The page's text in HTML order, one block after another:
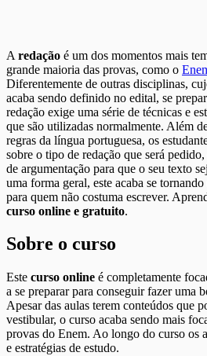
A redação é um dos momentos mais
grande maioria das provas, como o
Diferentemente de outras disciplinas,
acaba sendo definido no edital, se
redação exige uma série de técnicas e
que são utilizadas normalmente. Além
regras da língua portuguesa, os
sobre o tipo de redação que será
de argumentação para que o seu texto
uma forma geral, este acaba se
para quem não costuma escrever.
curso online e gratuito.
Sobre o curso
Este curso online é completamente
a se preparar para conseguir fazer uma
Apesar das aulas terem conteúdos que
vestibular, o curso acaba sendo mais
provas do Enem. Ao longo do curso os
e estratégias de estudo.